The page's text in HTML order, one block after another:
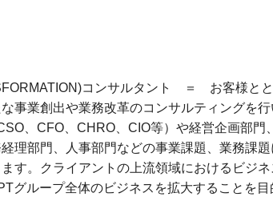
コンサルタント ＝ お客様と
事業創出や業務改革のコンサルティングを行
、CFO、CHRO、CIO等）や経営企画部門
理部門、人事部門などの事業課題、業務課
す。クライアントの上流領域におけるビジ
グループ全体のビジネスを拡大することを目